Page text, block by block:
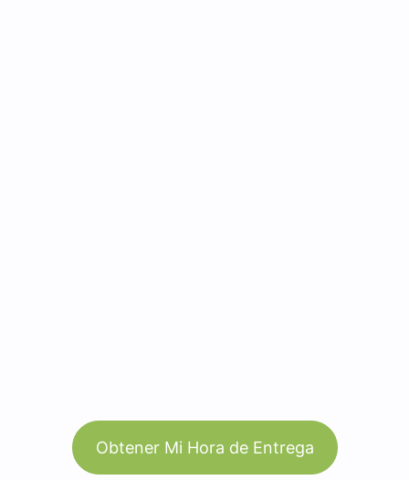
Obtener Mi Hora de Entrega